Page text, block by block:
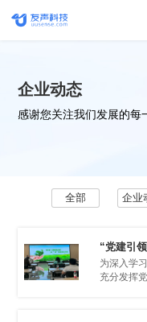
企业动态
感谢您关注我们发展的每
全部 企业
境”主题